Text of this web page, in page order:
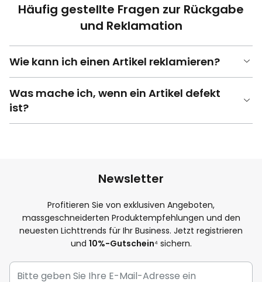
Häufig gestellte Fragen zur Rückgabe
und Reklamation
Wie kann ich einen Artikel reklamieren?
Was mache ich, wenn ein Artikel defekt
ist?
Newsletter
Profitieren Sie von exklusiven Angeboten,
massgeschneiderten Produktempfehlungen und den
neuesten Lichttrends für Ihr Business. Jetzt registrieren
und 10%-Gutschein⁴ sichern.